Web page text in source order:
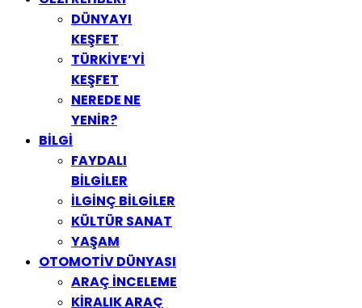
DÜNYAYI
KEŞFET
TÜRKİYE’Yİ
KEŞFET
NEREDE NE
YENİR?
BİLGİ
FAYDALI
BİLGİLER
İLGİNÇ BİLGİLER
KÜLTÜR SANAT
YAŞAM
OTOMOTİV DÜNYASI
ARAÇ İNCELEME
KİRALIK ARAÇ